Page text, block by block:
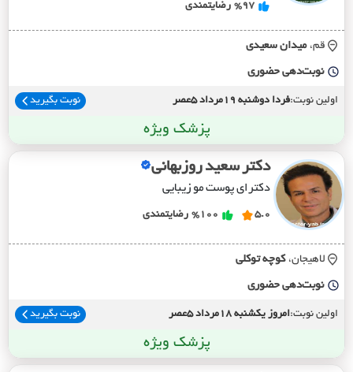
%97 رضایتمندی
قم، ميدان سعيدي
نوبت‌دهی حضوری
اولین نوبت:فردا دوشنبه 19مرداد 5عصر نوبت بگیرید
پزشک ویژه
دکتر سعید روزبهانی
دکترای پوست مو زیبایی
5.0
%100 رضایتمندی
لاهیجان، کوچه توکلي
نوبت‌دهی حضوری
اولین نوبت:امروز یکشنبه 18مرداد 5عصر نوبت بگیرید
پزشک ویژه